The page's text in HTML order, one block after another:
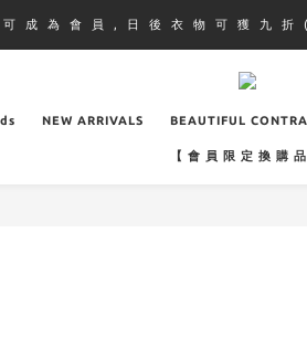
成 為 會 員 , 日 後 衣 物 可 獲 九
NEW ARRIVALS BEAUTIFUL
【 會 員 限 定 換 購 品